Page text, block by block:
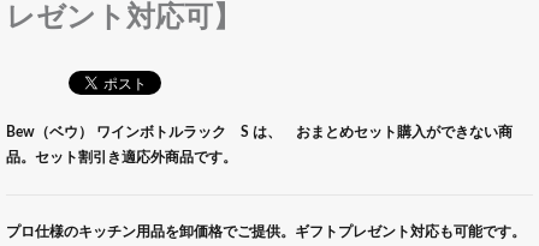
レゼント対応可】
Bew（ベウ） ワインボトルラック S は、 おまとめセット購入ができない商
品。セット割引き適応外商品です。
プロ仕様のキッチン用品を卸価格でご提供。ギフトプレゼント対応も可能です。